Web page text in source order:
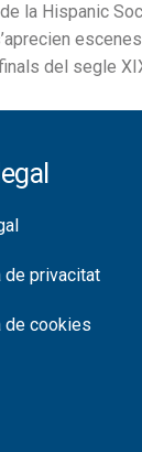
la Hispanic
del segle
de privacitat
de cookies